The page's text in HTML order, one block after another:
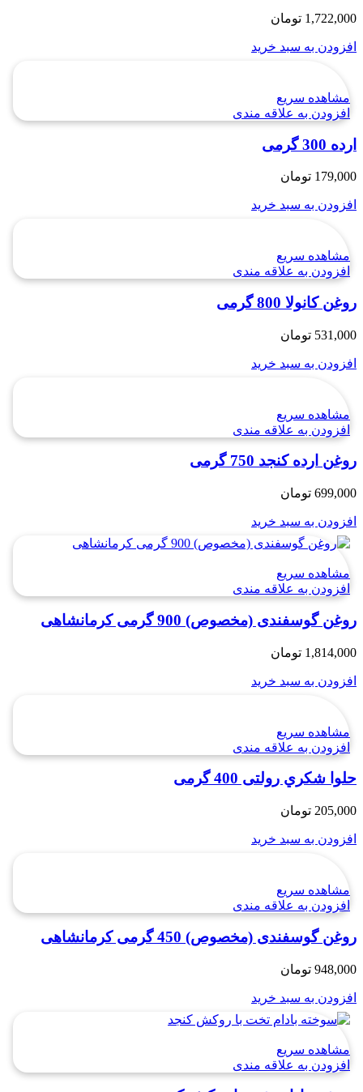
1,722,000 تومان
افزودن به سبد خرید
مشاهده سریع
افزودن به علاقه مندی
ارده 300 گرمی
179,000 تومان
افزودن به سبد خرید
مشاهده سریع
افزودن به علاقه مندی
روغن کانولا 800 گرمی
531,000 تومان
افزودن به سبد خرید
مشاهده سریع
افزودن به علاقه مندی
روغن ارده کنجد 750 گرمی
699,000 تومان
افزودن به سبد خرید
مشاهده سریع
افزودن به علاقه مندی
روغن گوسفندی (مخصوص) 900 گرمی کرمانشاهی
1,814,000 تومان
افزودن به سبد خرید
مشاهده سریع
افزودن به علاقه مندی
حلوا شکري رولتی 400 گرمی
205,000 تومان
افزودن به سبد خرید
مشاهده سریع
افزودن به علاقه مندی
روغن گوسفندی (مخصوص) 450 گرمی کرمانشاهی
948,000 تومان
افزودن به سبد خرید
مشاهده سریع
افزودن به علاقه مندی